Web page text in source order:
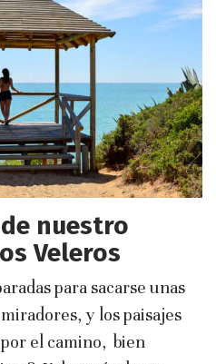
nuestro
Veleros
para sacarse unas
y los paisajes
el camino, bien